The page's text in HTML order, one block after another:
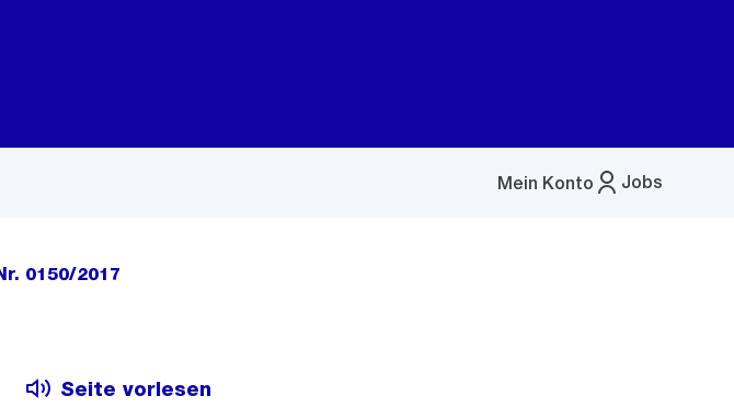
Jobs
Mein Konto
Menü
0150/2017
Seite vorlesen